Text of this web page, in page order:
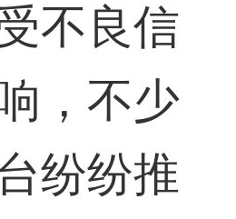
不良信
，不少
纷纷推